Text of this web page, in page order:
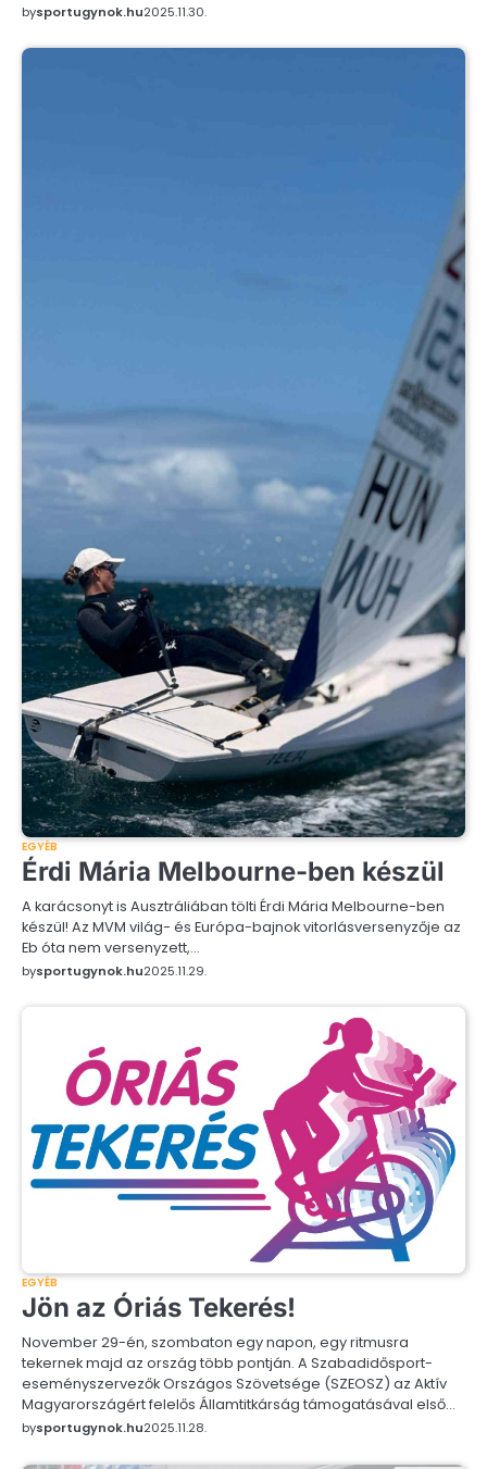
bysportugynok.hu2025.11.30.
EGYÉB
Érdi Mária Melbourne-ben készül
A karácsonyt is Ausztráliában tölti Érdi Mária Melbourne-ben
készül! Az MVM világ- és Európa-bajnok vitorlásversenyzője az
Eb óta nem versenyzett,…
bysportugynok.hu2025.11.29.
EGYÉB
Jön az Óriás Tekerés!
November 29-én, szombaton egy napon, egy ritmusra
tekernek majd az ország több pontján. A Szabadidősport-
eseményszervezők Országos Szövetsége (SZEOSZ) az Aktív
Magyarországért felelős Államtitkárság támogatásával első…
bysportugynok.hu2025.11.28.